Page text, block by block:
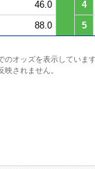
46.0
4
88.0 5
のオッズを表示していま
されません。